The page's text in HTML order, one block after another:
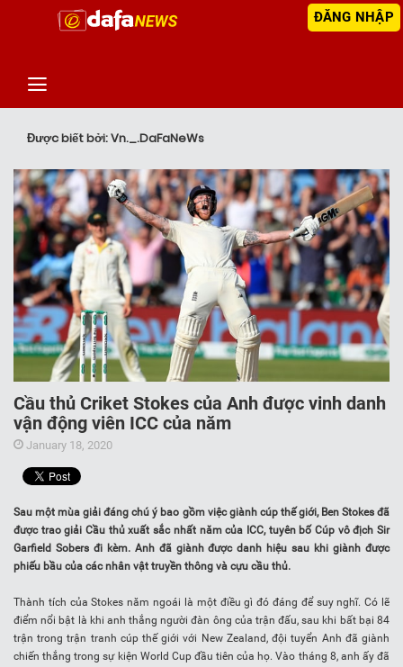
ĐĂNG NHẬP
Được biết bởi: Vn._.DaFaNeWs
Cầu thủ Criket Stokes của Anh được vinh danh
vận động viên ICC của năm
January 18, 2020
Sau một mùa giải đáng chú ý bao gồm việc giành cúp thế giới, Ben Stokes đã
được trao giải Cầu thủ xuất sắc nhất năm của ICC, tuyên bố Cúp vô địch Sir
Garfield Sobers đi kèm. Anh đã giành được danh hiệu sau khi giành được
phiếu bầu của các nhân vật truyền thông và cựu cầu thủ.
Thành tích của Stokes năm ngoái là một điều gì đó đáng để suy nghĩ. Có lẽ
điểm nổi bật là khi anh thắng người đàn ông của trận đấu, sau khi bất bại 84
trận trong trận tranh cúp thế giới với New Zealand, đội tuyển Anh đã giành
chiến thắng trong sự kiện World Cup đầu tiên của họ. Vào tháng 8, anh ấy đã